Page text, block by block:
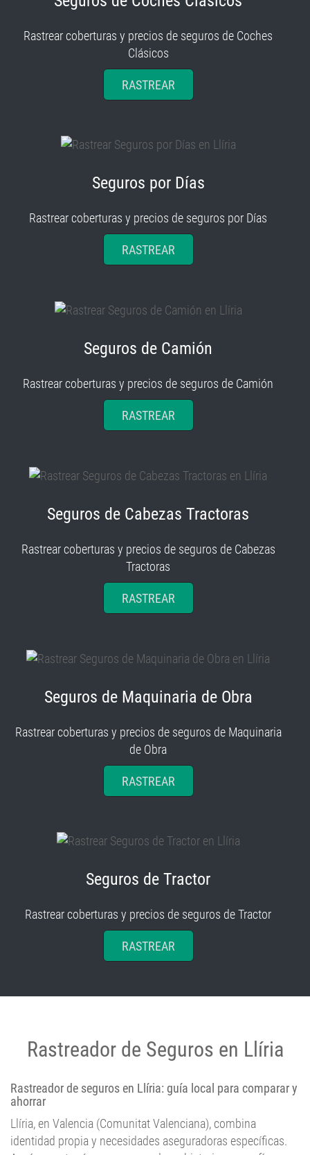
Rastrear coberturas y precios de seguros de Coches
Clásicos
RASTREAR
Rastrear coberturas y precios de seguros por Días
RASTREAR
Rastrear coberturas y precios de seguros de Camión
RASTREAR
Rastrear coberturas y precios de seguros de Cabezas
Tractoras
RASTREAR
Rastrear coberturas y precios de seguros de Maquinaria
de Obra
RASTREAR
Rastrear coberturas y precios de seguros de Tractor
RASTREAR
Rastreador de seguros en Llíria: guía local para comparar y
Llíria, en Valencia (Comunitat Valenciana), combina
identidad propia y necesidades aseguradoras específicas.
Aquí encontrarás un resumen de su historia, geografía,